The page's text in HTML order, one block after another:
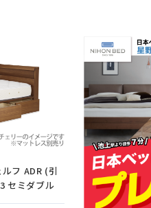
フ ADR (引
セミダブル